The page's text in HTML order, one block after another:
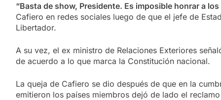
“Basta de show, Presidente. Es imposible honrar a
Cafiero en redes sociales luego de que el jefe de
Libertador.
A su vez, el ex ministro de Relaciones Exteriores
de acuerdo a lo que marca la Constitución nacional.
La queja de Cafiero se dio después de que en la
emitieron los países miembros dejó de lado el